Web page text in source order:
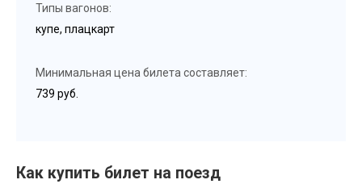
Типы вагонов:
купе, плацкарт
Минимальная цена билета составляет:
739 руб.
Как купить билет на поезд